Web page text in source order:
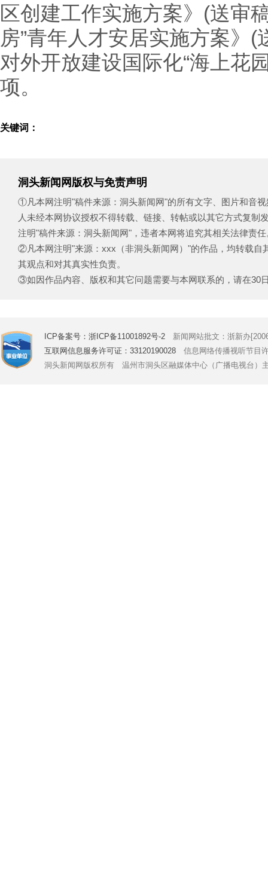
区创建工作实施方案》(送审
房”青年人才安居实施方案》
对外开放建设国际化“海上花
项。
关键词：
洞头新闻网版权与免责声明
①凡本网注明"稿件来源：洞头新闻网"的所有文字、图片和音
人未经本网协议授权不得转载、链接、转帖或以其它方式复
注明"稿件来源：洞头新闻网"，违者本网将追究其相关法律责任
②凡本网注明"来源：xxx（非洞头新闻网）"的作品，均转载自
其观点和对其真实性负责。
③如因作品内容、版权和其它问题需要与本网联系的，请在30
ICP备案号：浙ICP备11001892号-2 新闻网站批文：浙新办
互联网信息服务许可证：33120190028 信息网络传播视听节目
洞头新闻网版权所有 温州市洞头区融媒体中心（广播电视台）